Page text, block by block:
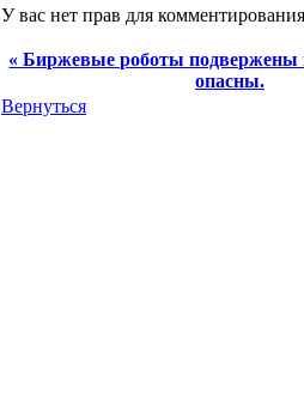
У вас нет прав для
« Биржевые роботы подвержены
опасны.
Вернуться